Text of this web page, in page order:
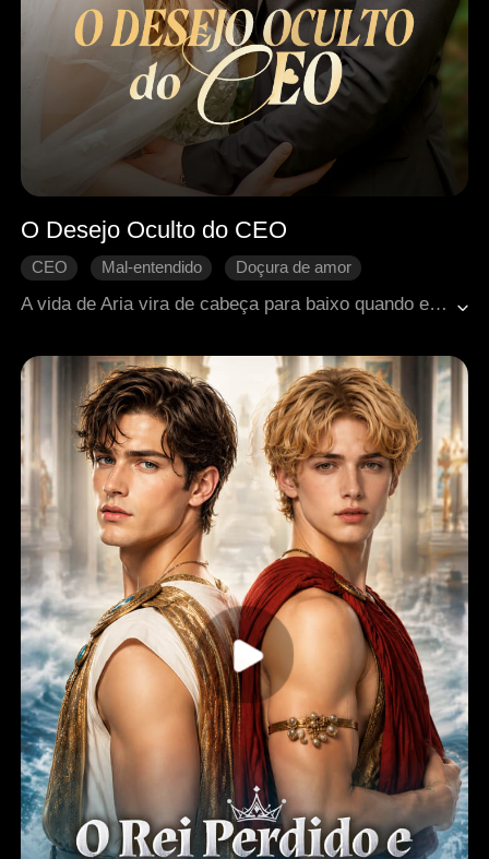
O Desejo Oculto do CEO
CEO Mal-entendido
Doçura de amor
A vida de Aria vira de cabeça para baixo quando ela é forçada a se casar com o infame playboy Leander Miller para salvar sua tia da prisão. Entre aproximações, ciúmes e ambições, a amizade próxima entre Leander e Lisa desperta as inseguranças de Aria, que passa a questionar se é amada de verdade… ou apenas mais uma peça em um jogo maior.